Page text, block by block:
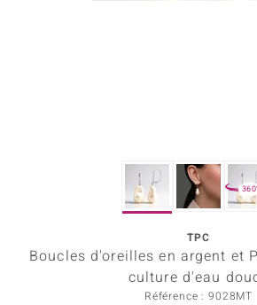
TPC
Boucles d'oreilles en argent et
culture d'eau
Référence : 9028MT